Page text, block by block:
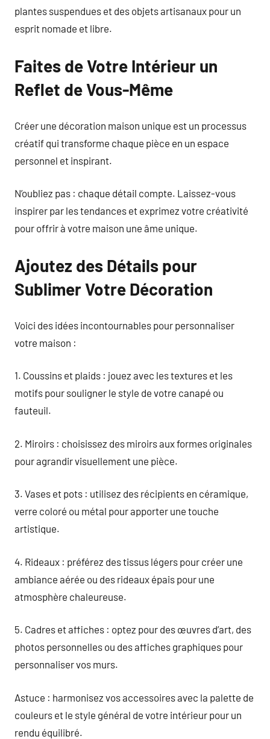
plantes suspendues et des objets artisanaux pour un
esprit nomade et libre.
Faites de Votre Intérieur un
Reflet de Vous-Même
Créer une décoration maison unique est un processus
créatif qui transforme chaque pièce en un espace
personnel et inspirant.
N’oubliez pas : chaque détail compte. Laissez-vous
inspirer par les tendances et exprimez votre créativité
pour offrir à votre maison une âme unique.
Ajoutez des Détails pour
Sublimer Votre Décoration
Voici des idées incontournables pour personnaliser
votre maison :
1. Coussins et plaids : jouez avec les textures et les
motifs pour souligner le style de votre canapé ou
fauteuil.
2. Miroirs : choisissez des miroirs aux formes originales
pour agrandir visuellement une pièce.
3. Vases et pots : utilisez des récipients en céramique,
verre coloré ou métal pour apporter une touche
artistique.
4. Rideaux : préférez des tissus légers pour créer une
ambiance aérée ou des rideaux épais pour une
atmosphère chaleureuse.
5. Cadres et affiches : optez pour des œuvres d’art, des
photos personnelles ou des affiches graphiques pour
personnaliser vos murs.
Astuce : harmonisez vos accessoires avec la palette de
couleurs et le style général de votre intérieur pour un
rendu équilibré.